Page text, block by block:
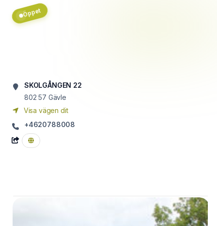
Öppet
SKOLGÅNGEN 22
802 57 Gävle
Visa vägen dit
+4620788008